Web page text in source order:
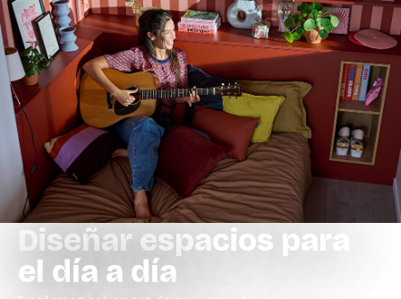
Diseñar espacios para
el día a día